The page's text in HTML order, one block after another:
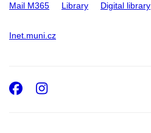
Mail M365 Library Digital library
Inet.muni.cz
Facebook
Instagram